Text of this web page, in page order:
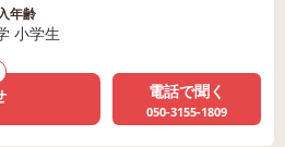
年齢
小学生
電話で聞く
050-3155-1809